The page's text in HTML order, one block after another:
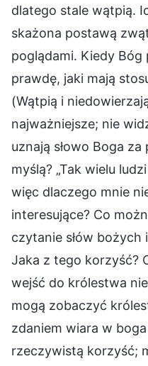
dlatego stale wątpią.
skażona postawą
poglądami. Kiedy
prawdę, jaki mają
(Wątpią i
najważniejsze; nie
uznają słowo Boga
myślą? „Tak wielu
więc dlaczego mnie
interesujące? Co
czytanie słów
Jaka z tego korzyść?
wejść do królestwa
mogą zobaczyć
zdaniem wiara w
rzeczywistą korzyść;